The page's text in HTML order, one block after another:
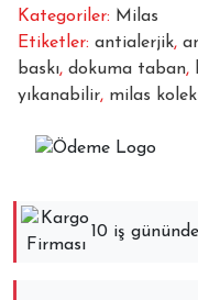
Kategoriler: Milas
Etiketler: antialerjik,
baskı, dokuma taban,
yıkanabilir, milas
10 iş